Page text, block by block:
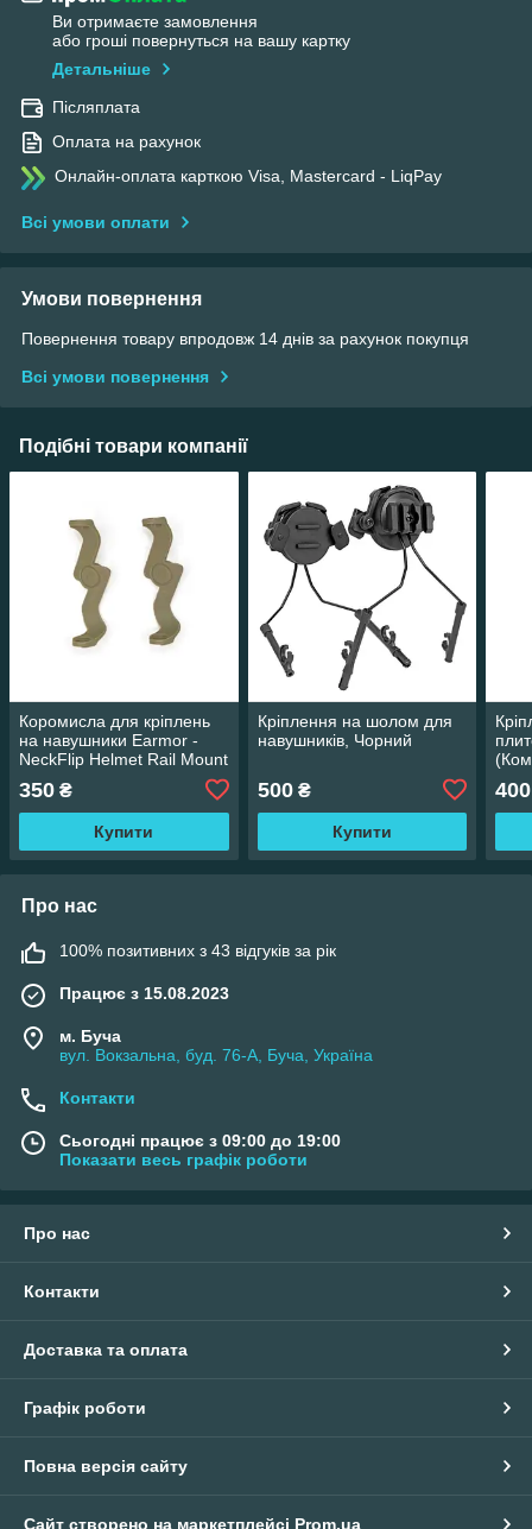
Ви отримаєте замовлення
або гроші повернуться на вашу картку
Детальніше
Післяплата
Оплата на рахунок
Онлайн-оплата карткою Visa, Mastercard - LiqPay
Всі умови оплати
Умови повернення
Повернення товару впродовж 14 днів за рахунок покупця
Всі умови повернення
Подібні товари компанії
Коромисла для кріплень
на навушники Earmor -
NeckFlip Helmet Rail Mount
350 ₴
Купити
Кріплення на шолом для
навушників, Чорний
500₴
Купити
400
Про нас
100% позитивних з 43 відгуків за рік
Працює з 15.08.2023
м. Буча
вул. Вокзальна, буд. 76-А, Буча, Україна
Контакти
Сьогодні працює з 09:00 до 19:00
Показати весь графік роботи
Про нас
Контакти
Доставка та оплата
Графік роботи
Повна версія сайту
Сайт створено на маркетплейсі Prom.ua